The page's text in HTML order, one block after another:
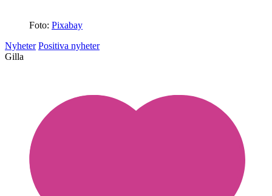
Foto: Pixabay
Nyheter Positiva nyheter
Gilla